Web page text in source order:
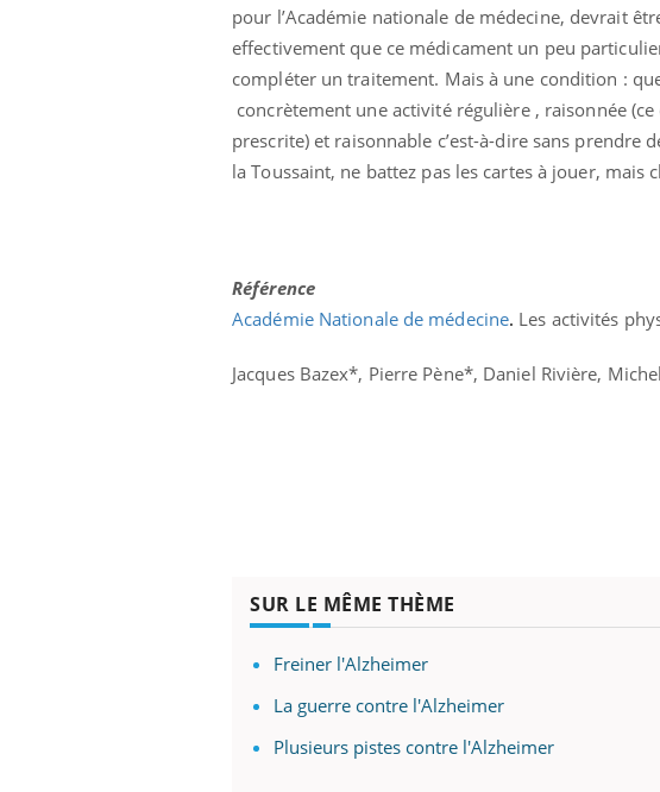
pour l’Académie nationale de médecine, devrait
effectivement que ce médicament un peu
compléter un traitement. Mais à une condition :
concrètement une activité régulière , raisonnée
prescrite) et raisonnable c’est-à-dire sans prendre
la Toussaint, ne battez pas les cartes à jouer, mais
Référence
Académie Nationale de médecine. Les activités
Jacques Bazex*, Pierre Pène*, Daniel Rivière,
SUR LE MÊME THÈME
Freiner l'Alzheimer
La guerre contre l'Alzheimer
Plusieurs pistes contre l'Alzheimer
Carence en fer
prévenir